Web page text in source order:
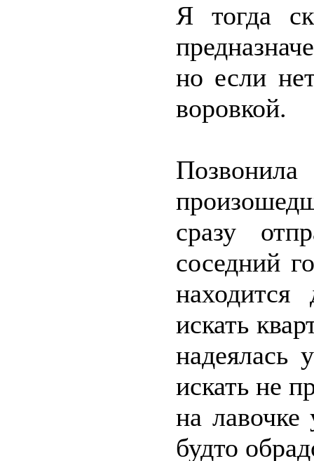
Я тогда
но если
воровкой.
сразу
соседний
искать
надеялась
искать не
на лавочке
будто